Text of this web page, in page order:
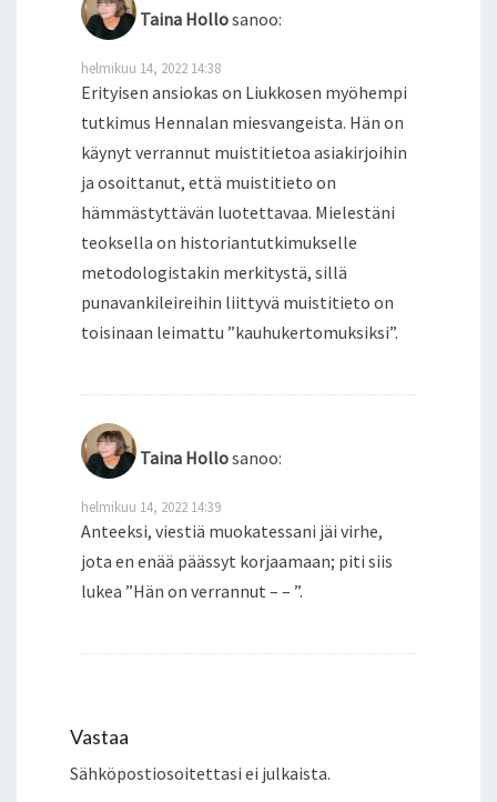
Taina Hollosanoo:
helmikuu 14, 2022 14:38
Erityisen ansiokas on Liukkosen myöhempi
tutkimus Hennalan miesvangeista. Hän on
käynyt verrannut muistitietoa asiakirjoihin
ja osoittanut, että muistitieto on
hämmästyttävän luotettavaa. Mielestäni
teoksella on historiantutkimukselle
metodologistakin merkitystä, sillä
punavankileireihin liittyvä muistitieto on
toisinaan leimattu ”kauhukertomuksiksi”.
Taina Hollosanoo:
helmikuu 14, 2022 14:39
Anteeksi, viestiä muokatessani jäi virhe,
jota en enää päässyt korjaamaan; piti siis
lukea ”Hän on verrannut – – ”.
Vastaa
Sähköpostiosoitettasi ei julkaista.